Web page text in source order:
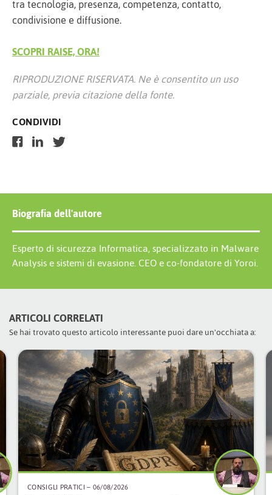
tra tecnologia, presenza, competenza, contatto,
condivisione e diffusione.
SCOPRI RAISE, ORA!
RIPRODUZIONE RISERVATA. Ne è consentito un uso
parziale, previa citazione della fonte.
CONDIVIDI
Biografia dell'autore
Esperto di sicurezza Informatica, specializzato in Malware
Analysis e sistemi di evasione. CEO e co-fondatore di Yoroi.
ARTICOLI CORRELATI
Se hai trovato questo articolo interessante puoi dare un'occhiata a:
CONSIGLI PRATICI– 06/08/2026